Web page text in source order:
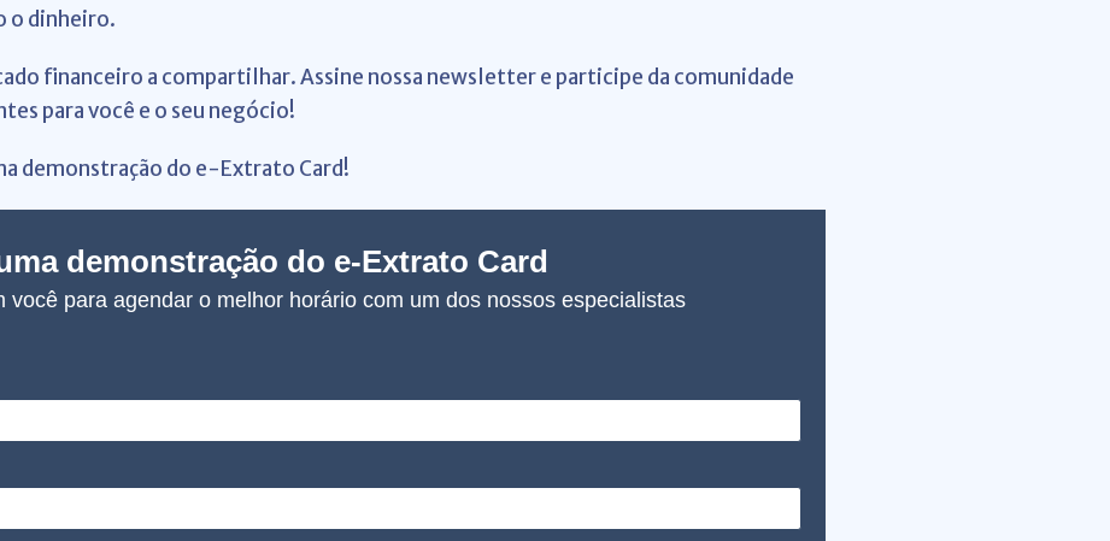
o dinheiro.
financeiro a compartilhar. Assine nossa newsletter e participe da comunidade
para você e o seu negócio!
demonstração do e-Extrato Card!
demonstração do e-Extrato Card
você para agendar o melhor horário com um dos nossos especialistas